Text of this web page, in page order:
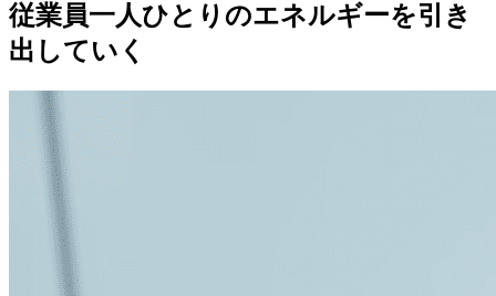
従業員一人ひとりのエネルギーを引き
出していく